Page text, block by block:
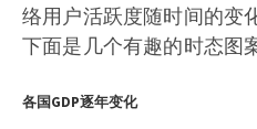
络用户活跃度随时间的变
下面是几个有趣的时态图
各国GDP逐年变化